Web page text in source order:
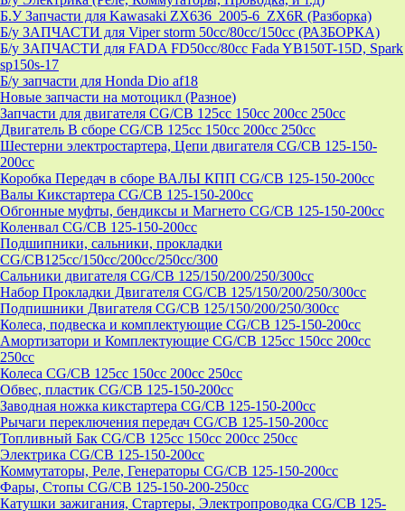
Б.У Запчасти для Kawasaki ZX636_2005-6_ZX6R (Разборка)
Б/у ЗАПЧАСТИ для Viper storm 50cc/80cc/150cc (РАЗБОРКА)
Б/у ЗАПЧАСТИ для FADA FD50cc/80cc Fada YB150T-15D, Spark
sp150s-17
Б/у запчасти для Honda Dio af18
Новые запчасти на мотоцикл (Разное)
Запчасти для двигателя CG/CB 125cc 150cc 200cc 250cc
Двигатель В сборе CG/CB 125cc 150cc 200cc 250cc
Шестерни электростартера, Цепи двигателя CG/CB 125-150-
200cc
Коробка Передач в сборе ВАЛЫ КПП CG/CB 125-150-200cc
Валы Кикстартера CG/CB 125-150-200cc
Обгонные муфты, бендиксы и Магнето CG/CB 125-150-200cc
Коленвал CG/CB 125-150-200cc
Подшипники, сальники, прокладки
CG/CB125сс/150cc/200cc/250cc/300
Сальники двигателя CG/CB 125/150/200/250/300cc
Набор Прокладки Двигателя CG/CB 125/150/200/250/300cc
Подпишники Двигателя CG/CB 125/150/200/250/300cc
Колеса, подвеска и комплектующие CG/CB 125-150-200cc
Амортизатори и Комплектующие CG/CB 125cc 150cc 200cc
250cc
Колеса CG/CB 125cc 150cc 200cc 250cc
Обвес, пластик CG/CB 125-150-200cc
Заводная ножка кикстартера CG/CB 125-150-200cc
Рычаги переключения передач CG/CB 125-150-200cc
Топливный Бак CG/CB 125cc 150cc 200cc 250cc
Электрика CG/CB 125-150-200cc
Коммутаторы, Реле, Генераторы CG/CB 125-150-200cc
Фары, Стопы CG/CB 125-150-200-250cc
Катушки зажигания, Стартеры, Электропроводка CG/CB 125-